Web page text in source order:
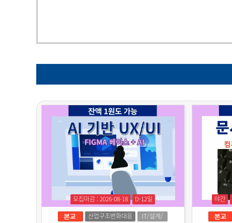
모집마감 : 2026-08-18
D-12일
산업구조변화대응
IT/설계/
야간